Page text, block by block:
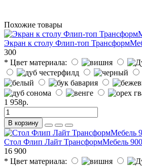
Похожие товары
Экран к столу Флип-топ
300
* Цвет материала:
1 958р.
В корзину
Стол Флип Лайт ТрансформМебель
16 900
* Цвет материала: